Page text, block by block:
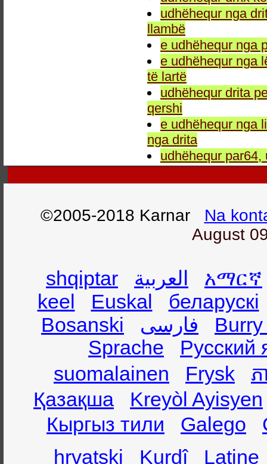
udhëhequr nga
llambë
e udhëhequr nga
e udhëhequr nga
të lartë
udhëhequr drita
qershi
e udhëhequr nga
nga drita
udhëhequr
©2005-2018 Karnar Na
August
shqiptar العربية
አማርኛ
keel
Euskal
беларускі
Bosanski
فارسی
Sprache
Русский
suomalainen
Frysk
ភ
Қазақша
Kreyòl Ayisyen
Кыргыз тили
Galego
hrvatski
Kurdî
Latine